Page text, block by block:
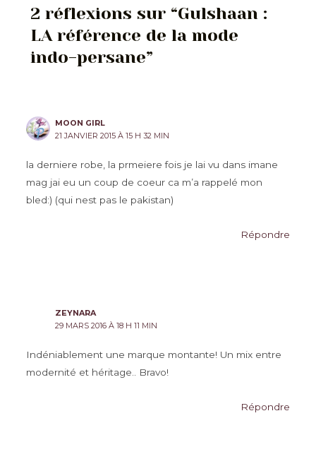
2 réflexions sur “Gulshaan :
LA référence de la mode
indo-persane”
MOON GIRL
21 JANVIER 2015 À 15 H 32 MIN
la derniere robe, la prmeiere fois je lai vu dans imane
mag jai eu un coup de coeur ca m’a rappelé mon
bled:) (qui nest pas le pakistan)
Répondre
ZEYNARA
29 MARS 2016 À 18 H 11 MIN
Indéniablement une marque montante! Un mix entre
modernité et héritage.. Bravo!
Répondre